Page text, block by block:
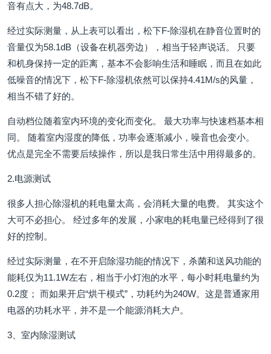
音有点大，为48.7dB。
经过实际测量，从上表可以看出，松下F-除湿机在静音位置时的
音量仅为58.1dB（设备在机器旁边），相当于轻声说话。 只要
和机身保持一定的距离，基本不会影响生活和睡眠，而且在如此
低噪音的情况下，松下F-除湿机依然可以保持4.41M/s的风量，
相当不错了好的。
自动档位随着室内环境的变化而变化。 最大功率与快速档基本相
同。 随着室内湿度的降低，功率会逐渐减小，噪音也会变小。
优点是完全不需要后续操作，所以是我日常生活中用得最多的。
2.电源测试
很多人担心除湿机的耗电量太高，会消耗大量的电费。 其实这个
大可不必担心。 经过多年的发展，小家电的耗电量已经得到了很
好的控制。
经过实际测量，在不开启除湿功能的情况下，杀菌和送风功能的
能耗仅为11.1W左右，相当于小灯泡的水平，每小时耗电量约为
0.2度； 而如果开启“烘干模式”，功耗约为240W。这是普通家用
电器的功耗水平，并不是一个能源消耗大户。
3、室内除湿测试